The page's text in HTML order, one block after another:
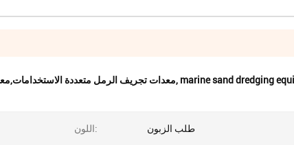
معدات تجريف الرمل متعددة, marine sand dredging
اللون: طلب الزبون